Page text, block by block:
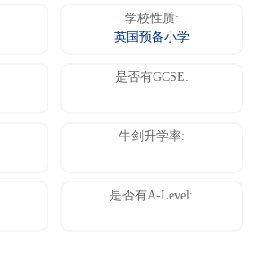
学校性质:
英国预备小学
是否有GCSE:
牛剑升学率:
是否有A-Level: